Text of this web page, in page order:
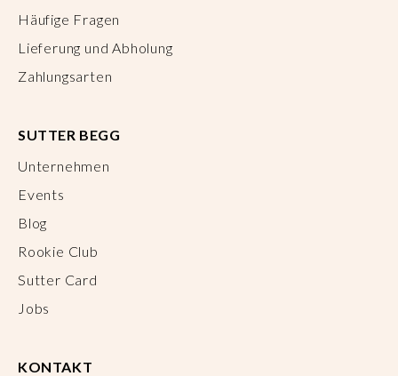
Häufige Fragen
Lieferung und Abholung
Zahlungsarten
SUTTER BEGG
Unternehmen
Events
Blog
Rookie Club
Sutter Card
Jobs
KONTAKT